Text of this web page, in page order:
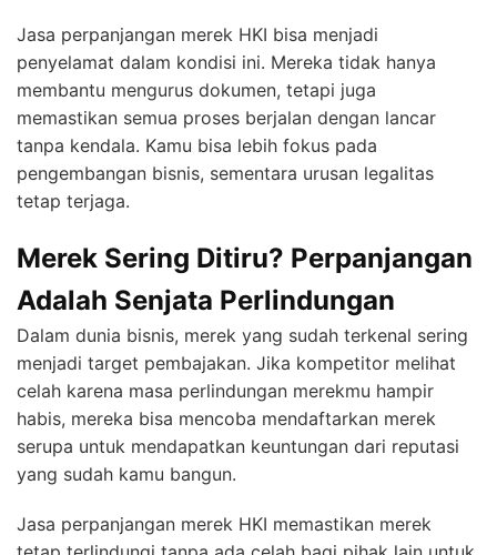
Jasa perpanjangan merek HKI bisa menjadi
penyelamat dalam kondisi ini. Mereka tidak hanya
membantu mengurus dokumen, tetapi juga
memastikan semua proses berjalan dengan lancar
tanpa kendala. Kamu bisa lebih fokus pada
pengembangan bisnis, sementara urusan legalitas
tetap terjaga.
Merek Sering Ditiru? Perpanjangan
Adalah Senjata Perlindungan
Dalam dunia bisnis, merek yang sudah terkenal sering
menjadi target pembajakan. Jika kompetitor melihat
celah karena masa perlindungan merekmu hampir
habis, mereka bisa mencoba mendaftarkan merek
serupa untuk mendapatkan keuntungan dari reputasi
yang sudah kamu bangun.
Jasa perpanjangan merek HKI memastikan merek